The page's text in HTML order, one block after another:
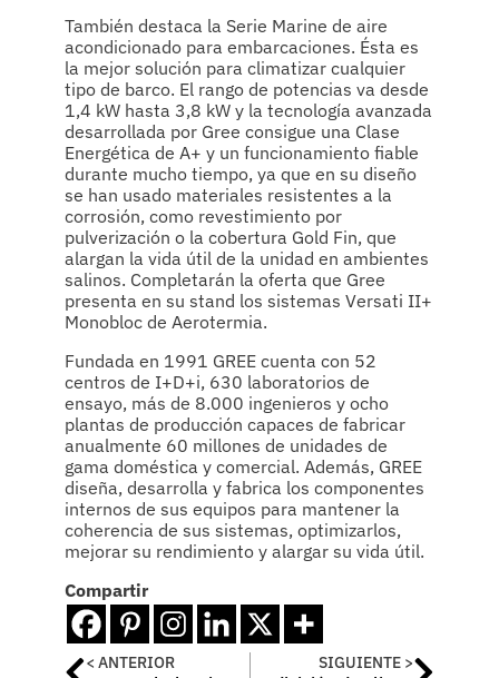
También destaca la Serie Marine de aire
acondicionado para embarcaciones. Ésta es
la mejor solución para climatizar cualquier
tipo de barco. El rango de potencias va desde
1,4 kW hasta 3,8 kW y la tecnología avanzada
desarrollada por Gree consigue una Clase
Energética de A+ y un funcionamiento fiable
durante mucho tiempo, ya que en su diseño
se han usado materiales resistentes a la
corrosión, como revestimiento por
pulverización o la cobertura Gold Fin, que
alargan la vida útil de la unidad en ambientes
salinos. Completarán la oferta que Gree
presenta en su stand los sistemas Versati II+
Monobloc de Aerotermia.
Fundada en 1991 GREE cuenta con 52
centros de I+D+i, 630 laboratorios de
ensayo, más de 8.000 ingenieros y ocho
plantas de producción capaces de fabricar
anualmente 60 millones de unidades de
gama doméstica y comercial. Además, GREE
diseña, desarrolla y fabrica los componentes
internos de sus equipos para mantener la
coherencia de sus sistemas, optimizarlos,
mejorar su rendimiento y alargar su vida útil.
Compartir
< ANTERIOR SIGUIENTE >